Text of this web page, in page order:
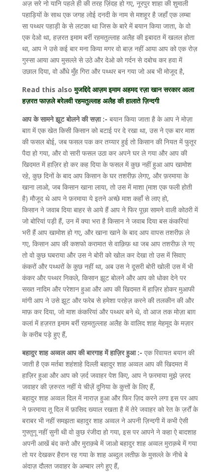
अज़ सरे नो यानि पहले ही की तरह ज़िंदह हो गए, नूरपुर शाहा की शुमाली
पहाड़ियों के साथ एक जगह लोई दनदी के नाम से मशहूर है जहाँ एक लम्बा
सा पथ्थर पहाड़ी के से लटका था जिस के बारे में बयान किया जाता, के वो
एक देओ था, हज़रत इमाम बर्री रहमतुल्लाह अलैह की इबादत में खलल होता
था, आप ने उसे कई बार मना किया मगर वो बाज़ नहीं आया आप को एक रोज़
गुस्सा आया आप मुसल्ले से उठे और देओ को गर्दन से दबोच कर हवा में
उछाल दिया, वो औंधे मुँह गिरा और पथ्थर बन गया जो अब भी मोजूद है,
Read this also मुजद्दिदे आज़म इमाम अहमद रज़ा खान सरकार आला
हज़रत फाज़ले बरेलवी रहमतुल्लाह अलैह की हालाते ज़िन्दगी
आप के सामने झूट बोलने की सज़ा :- बयान किया जाता है के आप ने मोज़ा
बाग़ में एक खेत किसी किसान को बटाई पर दे रखा था, उस ने एक बार माश
की फसल बोई, जब फसल पक कर तय्यार हुई तो किसान की नियत में फुतूर
पैदा हो गया, और वो सारी फसल उठा कर अपने घर ले गया और आप की
खिदमत में हाज़िर हो कर कह दिया के फसल में कुछ नहीं हुआ आप खामोश
रहे, कुछ दिनों के बाद आप किसान के घर तशरीफ़ लेगए, और फ़रमाया के
खाना लाओ, जब किसान खाना लाया, तो उस में माशा (माश एक फली होती
है) मौजूद थे आप ने फ़रमाया ये इतने अच्छे माश कहाँ से लाए हो,
किसान ने जवाब दिया बाहर से आये हैं आप ने फिर पूछा सामने वाली कोठरी में
जो बोरियां पड़ी हैं, उन में क्या भरा है किसान ने जवाब दिया बस कंकरियां
भरी हैं आप खामोश हो गए, और खाना खाने के बाद आप वापस तशरीफ़ ले
गए, किसान आप की कशफो करामात से वाक़िफ़ था जब आप तशरीफ़ ले गए
तो वो कुछ घबराया और उस ने बोरी को खोल कर देखा तो उस में सिवाए
कंकरों और पथ्थरों के कुछ नहीं था, अब उस ने दूसरी बोरी खोली उस में भी
कंकर और पथ्थर निकले, किसान झूट बोलने और आप को धोका देने पर
सख्त नादिम और परेशान हुआ और आप की खिदमत में हाज़िर होकर मुआफी
मांगी आप ने उसे झूट और फरेब से हमेशा परहेज़ करने की तलकीन की और
माफ़ कर दिया, जो माश कंकरियां और पथ्थर बने थे, वो आज तक मोज़ा बाग़
कलां में हज़रत इमाम बर्री रहमतुल्लाह अलैह के वालिद शाह मेहमूद के मज़ार
के करीब पड़े हुए हैं,
बहादुर शाह अव्वल आप की बारगाह में हाज़िर हुआ :- एक रिवायत बयान की
जाती है एक मर्तबा शहंशाहे दिल्ली बहादुर शाह अव्वल आप की खिदमत में
हाज़िर हुआ और आप को ज़र्द जवाहर पेश किए, आप ने फ़रमाया मुझे ज़रद
जवाहर की ज़रुरत नहीं ये चीज़ें दुनिया के कुत्तों के लिए हैं,
बहादुर शाह अव्वल दिल में नाराज़ हुआ और फिर ज़िद करने लगा इस पर आप
ने फ़रमाया तू दिल में फ़ासिद ख्याल रखता है में तेरे जवाहर को रेत के ज़र्रों के
बराबर भी नहीं समझता बहादुर शाह अव्वल ने अपनी ज़िन्दगी में कभी ऐसी
गुफ्तुगू नहीं सुनी थी वो कुछ रंजीदा हो गया, इस पर आपने ने कहा ऐ बादशाह
अपनी आखें बंद करो और मुराक़बे में जाओ बहादुर शाह अव्वल मुराक़बे में गया
तो यर देखकर हैरान रह गया के शाह अब्दुल लतीफ़ के मुसल्ले के नीचे बे
अंदाज़ दौलत जवाहर के अम्बार लगे हुए हैं,